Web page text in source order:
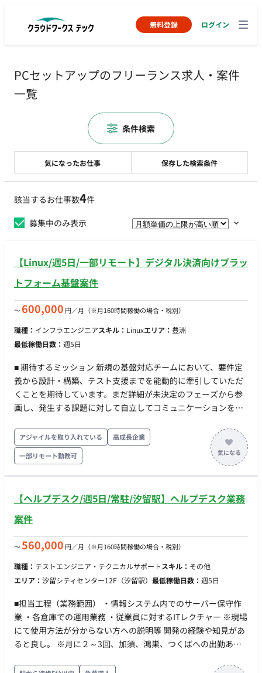
無料登録 ログイン
PCセットアップのフリーランス求人・案件
一覧
該当するお仕事数4件
募集中のみ表示
【Linux/週5日/一部リモート】デジタル決済向けプラッ
トフォーム基盤案件
〜600,000 円／月 （※月160時間稼働の場合・税別）
職種： インフラエンジニアスキル： Linuxエリア： 豊洲
最低稼働日数： 週5日
■ 期待するミッション 新規の基盤対応チームにおいて、要件定
義から設計・構築、テスト支援までを能動的に牽引していただ
くことを期待しています。まだ詳細が未決定のフェーズから参
画し、発生する課題に対して自立してコミュニケーションを取
いただきます。 ■ 業務内容・担当工程 【デジタル決済向けプラ
ットフォームのインフラ設計・構築・テスト】 ・カード会社向
け基盤対応チームにおける企画検討および要件定義の支援 ・
Windows環境を中心とした、OS・仮想環境・ミドルウェアの設
ェクト序盤）同エンドユーザー様のカードに紐づくインフラ設
計・構築業務 ■インフラ Windows, Linux, VMware, Nutanix ■
リモート、PC初期設定や本番作業時などは豊洲に出社）
アジャイルを取り入れている
高成長企業
一部リモート勤務可
【ヘルプデスク/週5日/常駐/汐留駅】ヘルプデスク業務
案件
〜560,000 円／月 （※月160時間稼働の場合・税別）
職種： テストエンジニア・テクニカルサポートスキル： その他
エリア： 汐留シティセンター12F（汐留駅） 最低稼働日数： 週5日
■担当工程（業務範囲） ・情報システム内でのサーバー保守作
業 ・各倉庫での運用業務 ・従業員に対するITレクチャー ※現場
にて使用方法が分からない方への説明等 開発の経験や知見があ
ると良し。 ※月に２～3回、加須、鴻巣、つくばへの出勤あり
【備考】 ・PC貸与
気になったお仕事 保存した検索条件
条件検索